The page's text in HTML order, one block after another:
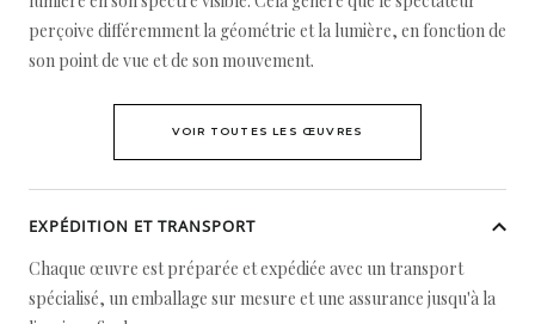
perçoive différemment la géométrie et la lumière, en fonction de
son point de vue et de son mouvement.
VOIR TOUTES LES ŒUVRES
EXPÉDITION ET TRANSPORT
Chaque œuvre est préparée et expédiée avec un transport
spécialisé, un emballage sur mesure et une assurance jusqu'à la